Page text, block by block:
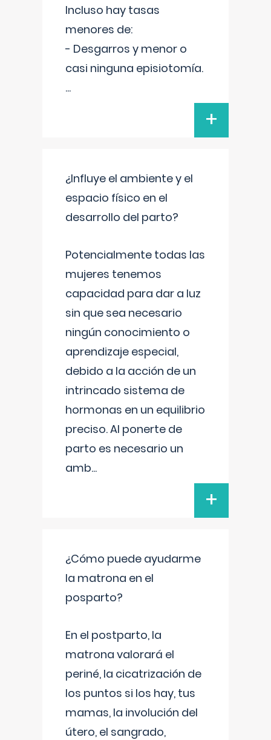
Incluso hay tasas
menores de:
- Desgarros y menor o
casi ninguna episiotomía.
...
+
¿Influye el ambiente y el
espacio físico en el
desarrollo del parto?
Potencialmente todas las
mujeres tenemos
capacidad para dar a luz
sin que sea necesario
ningún conocimiento o
aprendizaje especial,
debido a la acción de un
intrincado sistema de
hormonas en un equilibrio
preciso. Al ponerte de
parto es necesario un
amb...
+
¿Cómo puede ayudarme
la matrona en el
posparto?
En el postparto, la
matrona valorará el
periné, la cicatrización de
los puntos si los hay, tus
mamas, la involución del
útero, el sangrado,